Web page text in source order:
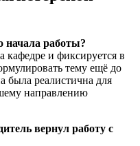
начала работы?
и фиксируется в
тему ещё до
была реалистична для
направлению
вернул работу с